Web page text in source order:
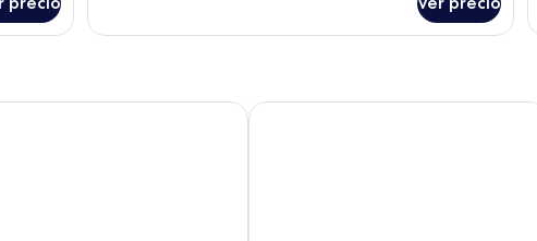
Baixa Hotel Esqina Cosmopolitan Lodge